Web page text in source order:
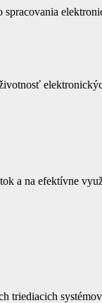
a na efektívne